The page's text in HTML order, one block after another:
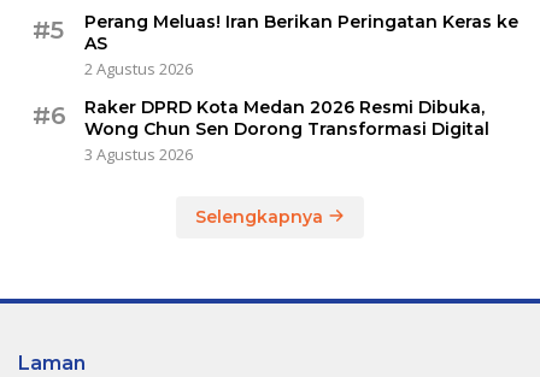
#5
Perang Meluas! Iran Berikan Peringatan Keras ke
AS
2 Agustus 2026
#6
Raker DPRD Kota Medan 2026 Resmi Dibuka,
Wong Chun Sen Dorong Transformasi Digital
3 Agustus 2026
Selengkapnya
Laman